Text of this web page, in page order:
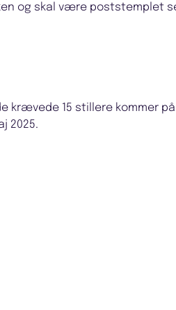
og skal være poststemplet
krævede 15 stillere kommer
2025.